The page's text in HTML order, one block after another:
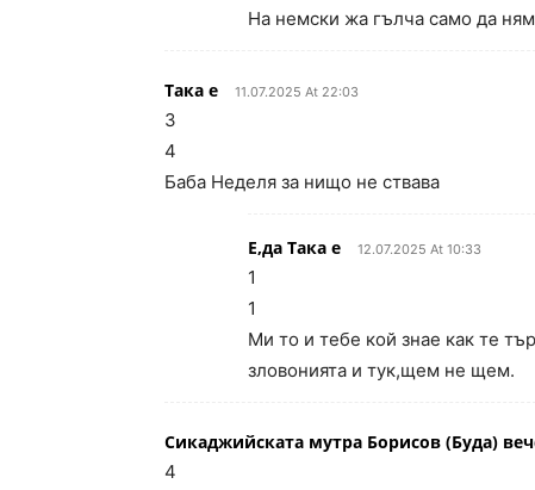
На немски жа гълча само да
Така е 11.07.2025 At 22:03
3
4
Баба Неделя за нищо не ствава
Е,да Така е 12.07.2025 At 10:33
1
1
Ми то и тебе кой знае как те
зловонията и тук,щем не щем.
Сикаджийската мутра Борисов (Буда)
4